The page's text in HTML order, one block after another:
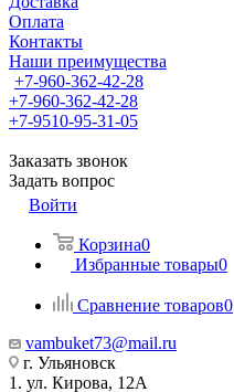
Оплата
Контакты
Наши преимущества
+7-960-362-42-28
+7-960-362-42-28
+7-9510-95-31-05
Заказать звонок
Задать вопрос
Войти
Корзина0
Избранные товары0
Сравнение товаров0
vambuket73@mail.ru
г. Ульяновск
1. ул. Кирова, 12А